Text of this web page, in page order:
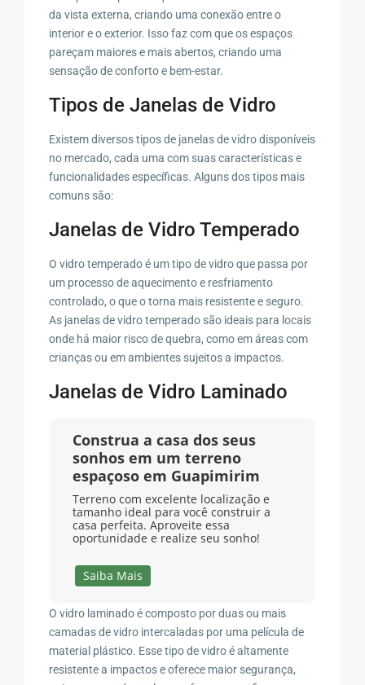
da vista externa, criando uma conexão entre o
interior e o exterior. Isso faz com que os espaços
pareçam maiores e mais abertos, criando uma
sensação de conforto e bem-estar.
Tipos de Janelas de Vidro
Existem diversos tipos de janelas de vidro disponíveis
no mercado, cada uma com suas características e
funcionalidades específicas. Alguns dos tipos mais
comuns são:
Janelas de Vidro Temperado
O vidro temperado é um tipo de vidro que passa por
um processo de aquecimento e resfriamento
controlado, o que o torna mais resistente e seguro.
As janelas de vidro temperado são ideais para locais
onde há maior risco de quebra, como em áreas com
crianças ou em ambientes sujeitos a impactos.
Janelas de Vidro Laminado
Construa a casa dos seus
sonhos em um terreno
espaçoso em Guapimirim
Terreno com excelente localização e
tamanho ideal para você construir a
casa perfeita. Aproveite essa
oportunidade e realize seu sonho!
Saiba Mais
O vidro laminado é composto por duas ou mais
camadas de vidro intercaladas por uma película de
material plástico. Esse tipo de vidro é altamente
resistente a impactos e oferece maior segurança,